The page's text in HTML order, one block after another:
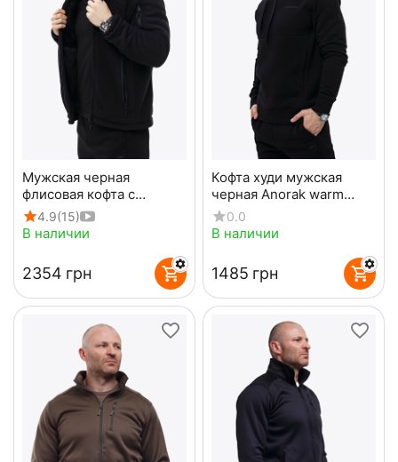
Мужская черная
флисовая кофта с
капюшоном Viking Black
4.9(15)
В наличии
‍2354‍ грн
Кофта худи мужская
черная Anorak warm
Gen2 Black
0.0
В наличии
‍1485‍ грн